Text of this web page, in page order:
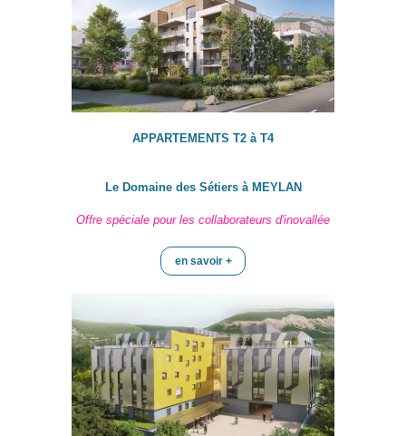
APPARTEMENTS T2 à T4
Le Domaine des Sétiers à MEYLAN
Offre spéciale pour les collaborateurs d'inovallée
en savoir +